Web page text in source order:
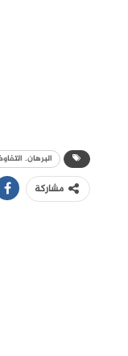
البرهان.
مشاركة